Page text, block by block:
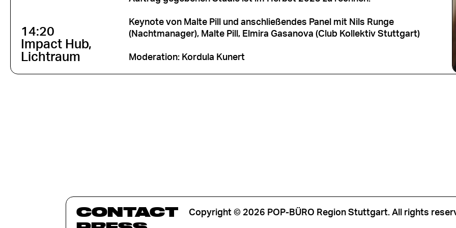
14:20
Impact Hub,
Lichtraum
Keynote von Malte Pill und anschließendes Panel mit Nils Runge
(Nachtmanager), Malte Pill, Elmira Gasanova (Club Kollektiv Stuttgart)
Moderation: Kordula Kunert
CONTACT
Copyright © 2026 POP-BÜRO Region Stuttgart. All rights